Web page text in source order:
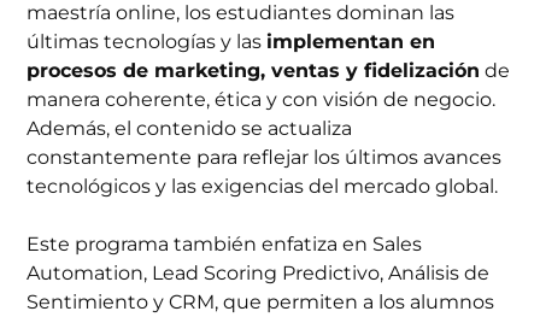
maestría online, los estudiantes dominan las
últimas tecnologías y las implementan en
procesos de marketing, ventas y fidelización de
manera coherente, ética y con visión de negocio.
Además, el contenido se actualiza
constantemente para reflejar los últimos avances
tecnológicos y las exigencias del mercado global.
Este programa también enfatiza en Sales
Automation, Lead Scoring Predictivo, Análisis de
Sentimiento y CRM, que permiten a los alumnos